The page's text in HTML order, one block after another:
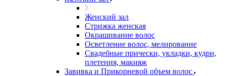
Женский зал
Стрижка женская
Окрашивание волос
Осветление волос, мелирование
Свадебные прически, укладки, кудри,
плетения, макияж
Завивка и Прикорневой объем волос